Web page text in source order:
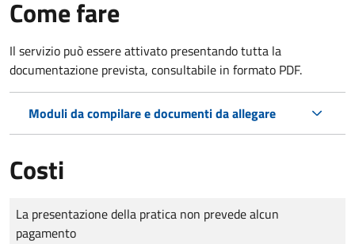
Come fare
Il servizio può essere attivato presentando tutta la
documentazione prevista, consultabile in formato PDF.
Moduli da compilare e documenti da allegare
Costi
Tipo di pagamento
Importo
La presentazione della pratica non prevede alcun
pagamento